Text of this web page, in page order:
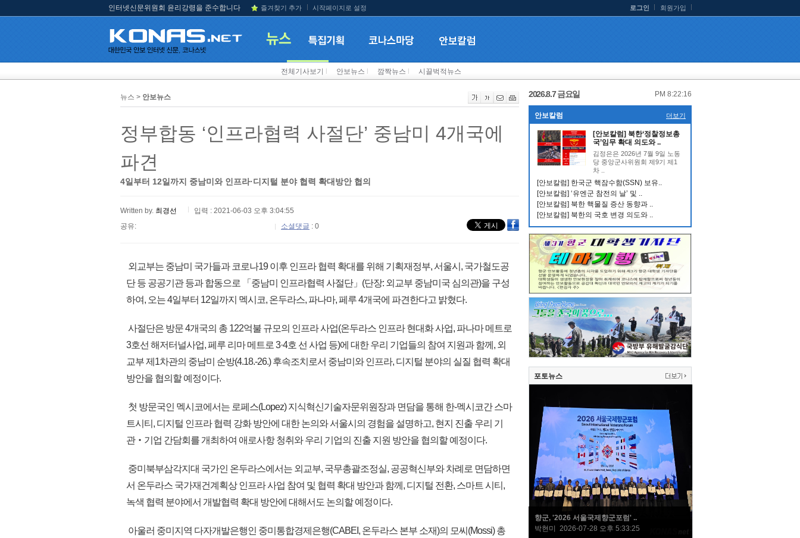
인터넷신문위원회 윤리강령을 준수합니다 즐겨찾기 추가 시작페이지로 설정 로그인 회원가입
전체기사보기 안보뉴스 깜짝뉴스 시끌벅적뉴스
뉴스 > 안보뉴스
정부합동 ‘인프라협력 사절단’ 중남미 4개국에
파견
4일부터 12일까지 중남미와 인프라·디지털 분야 협력 확대방안 협의
Written by. 최경선
입력 : 2021-06-03 오후 3:04:55
공유:
소셜댓글 : 0
외교부는 중남미 국가들과 코로나19 이후 인프라 협력 확대를 위해 기획재정부, 서울시, 국가철도공
단 등 공공기관 등과 합동으로 「중남미 인프라협력 사절단」(단장: 외교부 중남미국 심의관)을 구성
하여, 오는 4일부터 12일까지 멕시코, 온두라스, 파나마, 페루 4개국에 파견한다고 밝혔다.
사절단은 방문 4개국의 총 122억불 규모의 인프라 사업(온두라스 인프라 현대화 사업, 파나마 메트로
3호선 해저터널사업, 페루 리마 메트로 3·4호 선 사업 등)에 대한 우리 기업들의 참여 지원과 함께, 외
교부 제1차관의 중남미 순방(4.18.-26.) 후속조치로서 중남미와 인프라, 디지털 분야의 실질 협력 확대
방안을 협의할 예정이다.
첫 방문국인 멕시코에서는 로페스(Lopez) 지식혁신기술자문위원장과 면담을 통해 한-멕시코간 스마
트시티, 디지털 인프라 협력 강화 방안에 대한 논의와 서울시의 경험을 설명하고, 현지 진출 우리 기
관‧기업 간담회를 개최하여 애로사항 청취와 우리 기업의 진출 지원 방안을 협의할 예정이다.
중미북부삼각지대 국가인 온두라스에서는 외교부, 국무총괄조정실, 공공혁신부와 차례로 면담하면
서 온두라스 국가재건계획상 인프라 사업 참여 및 협력 확대 방안과 함께, 디지털 전환, 스마트 시티,
녹색 협력 분야에서 개발협력 확대 방안에 대해서도 논의할 예정이다.
아울러 중미지역 다자개발은행인 중미통합경제은행(CABEI, 온두라스 본부 소재)의 모씨(Mossi) 총
2026.8.7 금요일 PM 8:22:16
안보칼럼 더보기
[안보칼럼] 북한‘정찰정보총
국’임무 확대 의도와 ..
김정은은 2026년 7월 9일 노동
당 중앙군사위원회 제9기 제1
차 ..
[안보칼럼] 한국군 핵잠수함(SSN) 보유..
[안보칼럼] ‘유엔군 참전의 날’ 및 ..
[안보칼럼] 북한 핵물질 증산 동향과 ..
[안보칼럼] 북한의 국호 변경 의도와 ..
포토뉴스
향군, '2026 서울국제향군포럼' ..
박현미 2026-07-28 오후 5:33:25